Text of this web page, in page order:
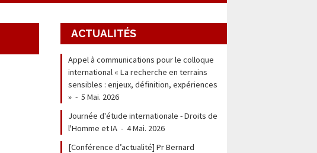
ACTUALITÉS
Appel à communications pour le colloque
international « La recherche en terrains
sensibles : enjeux, définition, expériences
» -5 Mai. 2026
Journée d'étude internationale - Droits de
l'Homme et IA -4 Mai. 2026
[Conférence d’actualité] Pr Bernard